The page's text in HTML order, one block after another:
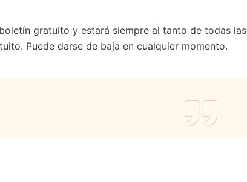
gratuito y estará siempre al tanto de todas las
Puede darse de baja en cualquier momento.